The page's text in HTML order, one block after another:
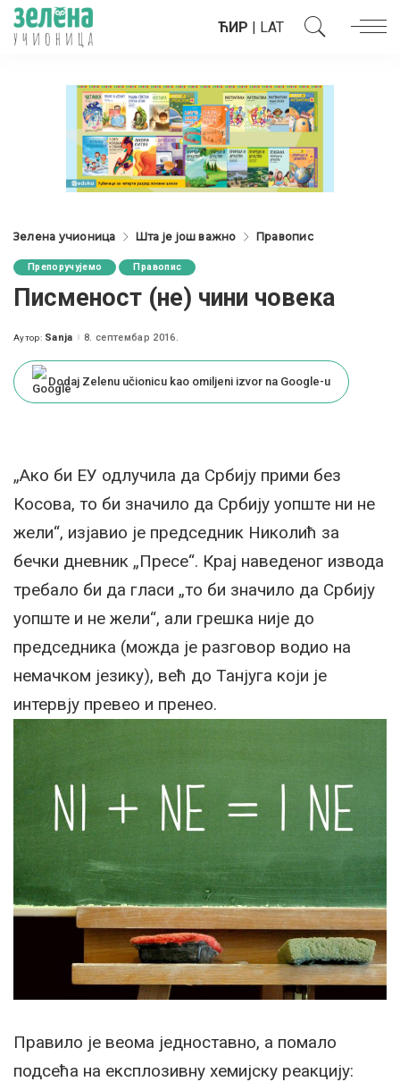
ЋИР | LAT
Зелена учионица Шта је још важно Правопис
Препоручујемо Правопис
Писменост (не) чини човека
Posted
Аутор: Sanja 8. септембар 2016.
Dodaj Zelenu učionicu kao omiljeni izvor na Google-u
„Ако би ЕУ одлучила да Србију прими без
Косова, то би значило да Србију уопште ни не
жели“, изјавио је председник Николић за
бечки дневник „Пресе“. Крај наведеног извода
требало би да гласи „то би значило да Србију
уопште и не жели“, али грешка није до
председника (можда је разговор водио на
немачком језику), већ до Танјуга који је
интервју превео и пренео.
Правило је веома једноставно, а помало
подсећа на експлозивну хемијску реакцију: